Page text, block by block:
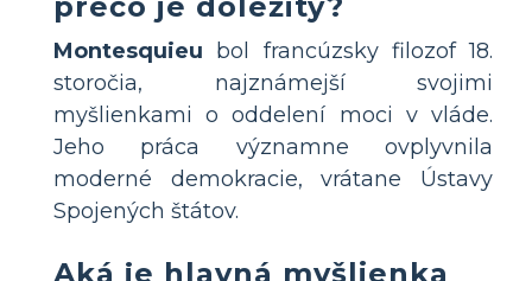
Montesquieu bol francúzsky filozof 18.
storočia, najznámejší svojimi
myšlienkami o oddelení moci v vláde.
Jeho práca významne ovplyvnila
moderné demokracie, vrátane Ústavy
Spojených štátov.
Aká je hlavná myšlienka